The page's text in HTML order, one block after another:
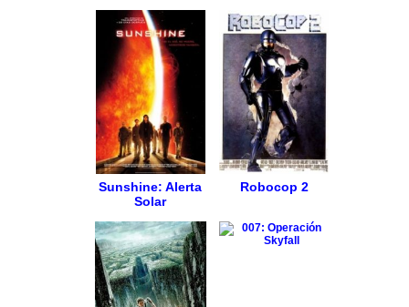
Sunshine: Alerta
Solar
Robocop 2